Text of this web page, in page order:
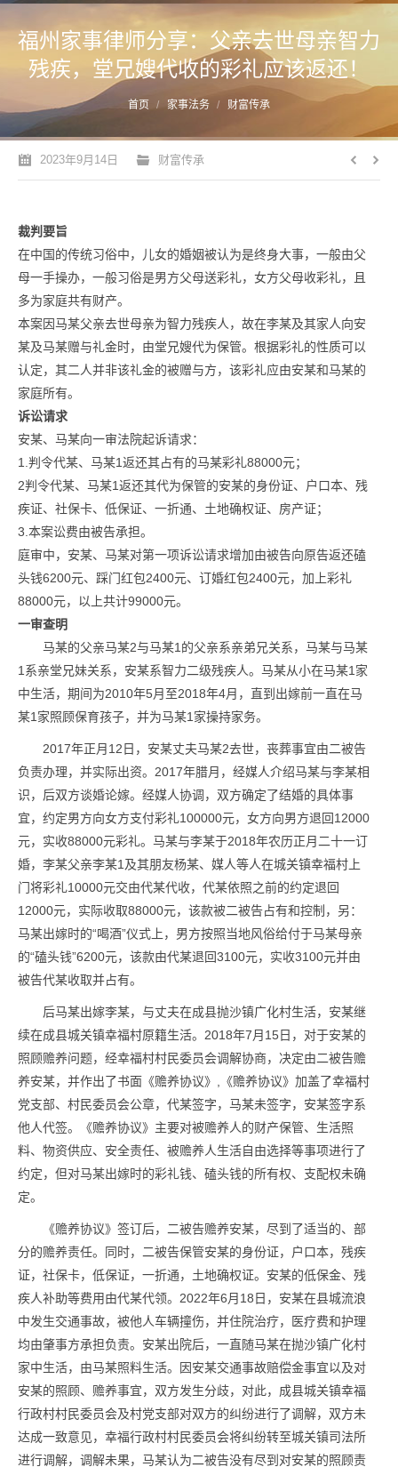
福州家事律师分享：父亲去世母亲智力
残疾，堂兄嫂代收的彩礼应该返还！
您的位置： 首页 家事法务 财富传承
2023年9月14日 财富传承
裁判要旨
在中国的传统习俗中，儿女的婚姻被认为是终身大事，一般由父
母一手操办，一般习俗是男方父母送彩礼，女方父母收彩礼，且
多为家庭共有财产。
本案因马某父亲去世母亲为智力残疾人，故在李某及其家人向安
某及马某赠与礼金时，由堂兄嫂代为保管。 根据彩礼的性质可以
认定，其二人并非该礼金的被赠与方，该彩礼应由安某和马某的
家庭所有。
诉讼请求
安某、马某向一审法院起诉请求：
1.判令代某、马某1返还其占有的马某彩礼88000元；
2判令代某、马某1返还其代为保管的安某的身份证、户口本、残
疾证、社保卡、低保证、一折通、土地确权证、房产证；
3.本案讼费由被告承担。
庭审中，安某、马某对第一项诉讼请求增加由被告向原告返还磕
头钱6200元、踩门红包2400元、订婚红包2400元，加上彩礼
88000元，以上共计99000元。
一审查明
马某的父亲马某2与马某1的父亲系亲弟兄关系，马某与马某
1系亲堂兄妹关系，安某系智力二级残疾人。马某从小在马某1家
中生活，期间为2010年5月至2018年4月，直到出嫁前一直在马
某1家照顾保育孩子，并为马某1家操持家务。
2017年正月12日，安某丈夫马某2去世，丧葬事宜由二被告
负责办理，并实际出资。2017年腊月，经媒人介绍马某与李某相
识，后双方谈婚论嫁。经媒人协调，双方确定了结婚的具体事
宜，约定男方向女方支付彩礼100000元，女方向男方退回12000
元，实收88000元彩礼。马某与李某于2018年农历正月二十一订
婚，李某父亲李某1及其朋友杨某、媒人等人在城关镇幸福村上
门将彩礼10000元交由代某代收，代某依照之前的约定退回
12000元，实际收取88000元，该款被二被告占有和控制，另：
马某出嫁时的“喝酒”仪式上，男方按照当地风俗给付于马某母亲
的“磕头钱”6200元，该款由代某退回3100元，实收3100元并由
被告代某收取并占有。
后马某出嫁李某，与丈夫在成县抛沙镇广化村生活，安某继
续在成县城关镇幸福村原籍生活。2018年7月15日，对于安某的
照顾赡养问题，经幸福村村民委员会调解协商，决定由二被告赡
养安某，并作出了书面《赡养协议》,《赡养协议》加盖了幸福村
党支部、村民委员会公章，代某签字，马某未签字，安某签字系
他人代签。《赡养协议》主要对被赡养人的财产保管、生活照
料、物资供应、安全责任、被赡养人生活自由选择等事项进行了
约定，但对马某出嫁时的彩礼钱、磕头钱的所有权、支配权未确
定。
《赡养协议》签订后，二被告赡养安某，尽到了适当的、部
分的赡养责任。同时，二被告保管安某的身份证，户口本，残疾
证，社保卡，低保证，一折通，土地确权证。安某的低保金、残
疾人补助等费用由代某代领。2022年6月18日，安某在县城流浪
中发生交通事故，被他人车辆撞伤，并住院治疗，医疗费和护理
均由肇事方承担负责。安某出院后，一直随马某在抛沙镇广化村
家中生活，由马某照料生活。因安某交通事故赔偿金事宜以及对
安某的照顾、赡养事宜，双方发生分歧，对此，成县城关镇幸福
行政村村民委员会及村党支部对双方的纠纷进行了调解，双方未
达成一致意见，幸福行政村村民委员会将纠纷转至城关镇司法所
进行调解，调解未果，马某认为二被告没有尽到对安某的照顾责